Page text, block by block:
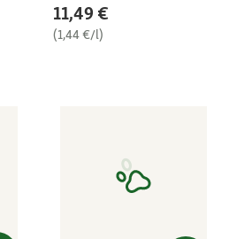
11,49 €
(1,44 €/l)